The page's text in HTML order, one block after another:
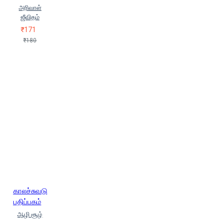
அரிவாள்
ஜீவிதம்
₹171
₹180
காலச்சுவடு
பதிப்பகம்
ஆழி சூழ்